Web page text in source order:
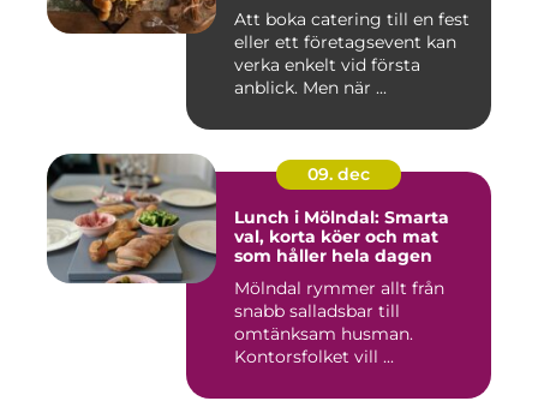
Att boka catering till en fest
eller ett företagsevent kan
verka enkelt vid första
anblick. Men när ...
09. dec
Lunch i Mölndal: Smarta
val, korta köer och mat
som håller hela dagen
Mölndal rymmer allt från
snabb salladsbar till
omtänksam husman.
Kontorsfolket vill ...